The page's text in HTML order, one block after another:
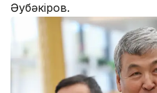
Әубәкіров.